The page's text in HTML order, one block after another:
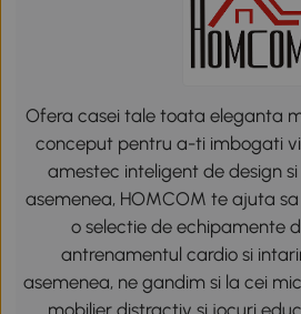
Ofera casei tale toata eleganta
conceput pentru a-ti imbogati
amestec inteligent de design
asemenea, HOMCOM te ajuta
o selectie de echipamente
antrenamentul cardio si
asemenea, ne gandim si la cei